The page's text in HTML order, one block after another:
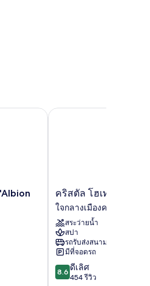
คริสตัล
โฮ
เทล
แอนด์
สปา
ใจกลาง
เมือง
คาน
ส์
คริสตัล โฮเทล แอนด์
ใจกลางเมืองคานส์
สระว่ายน้ำ
สปา
รถรับส่งสนามบิน
มีที่จอดรถ
8.6
จาก
8.6 ดีเลิศ
454 รีวิว
คริสตัล โฮเทล แอนด์ ส